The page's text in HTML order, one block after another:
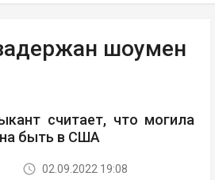
шоумен
считает, что могила
быть в США
02.09.2022 19:08